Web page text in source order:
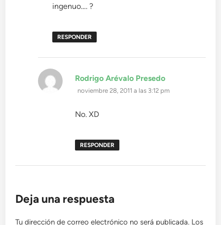
ingenuo…. ?
RESPONDER
Rodrigo Arévalo Presedo
noviembre 28, 2011 a las 3:12 pm
No. XD
RESPONDER
Deja una respuesta
Tu dirección de correo electrónico no será publicada. Los